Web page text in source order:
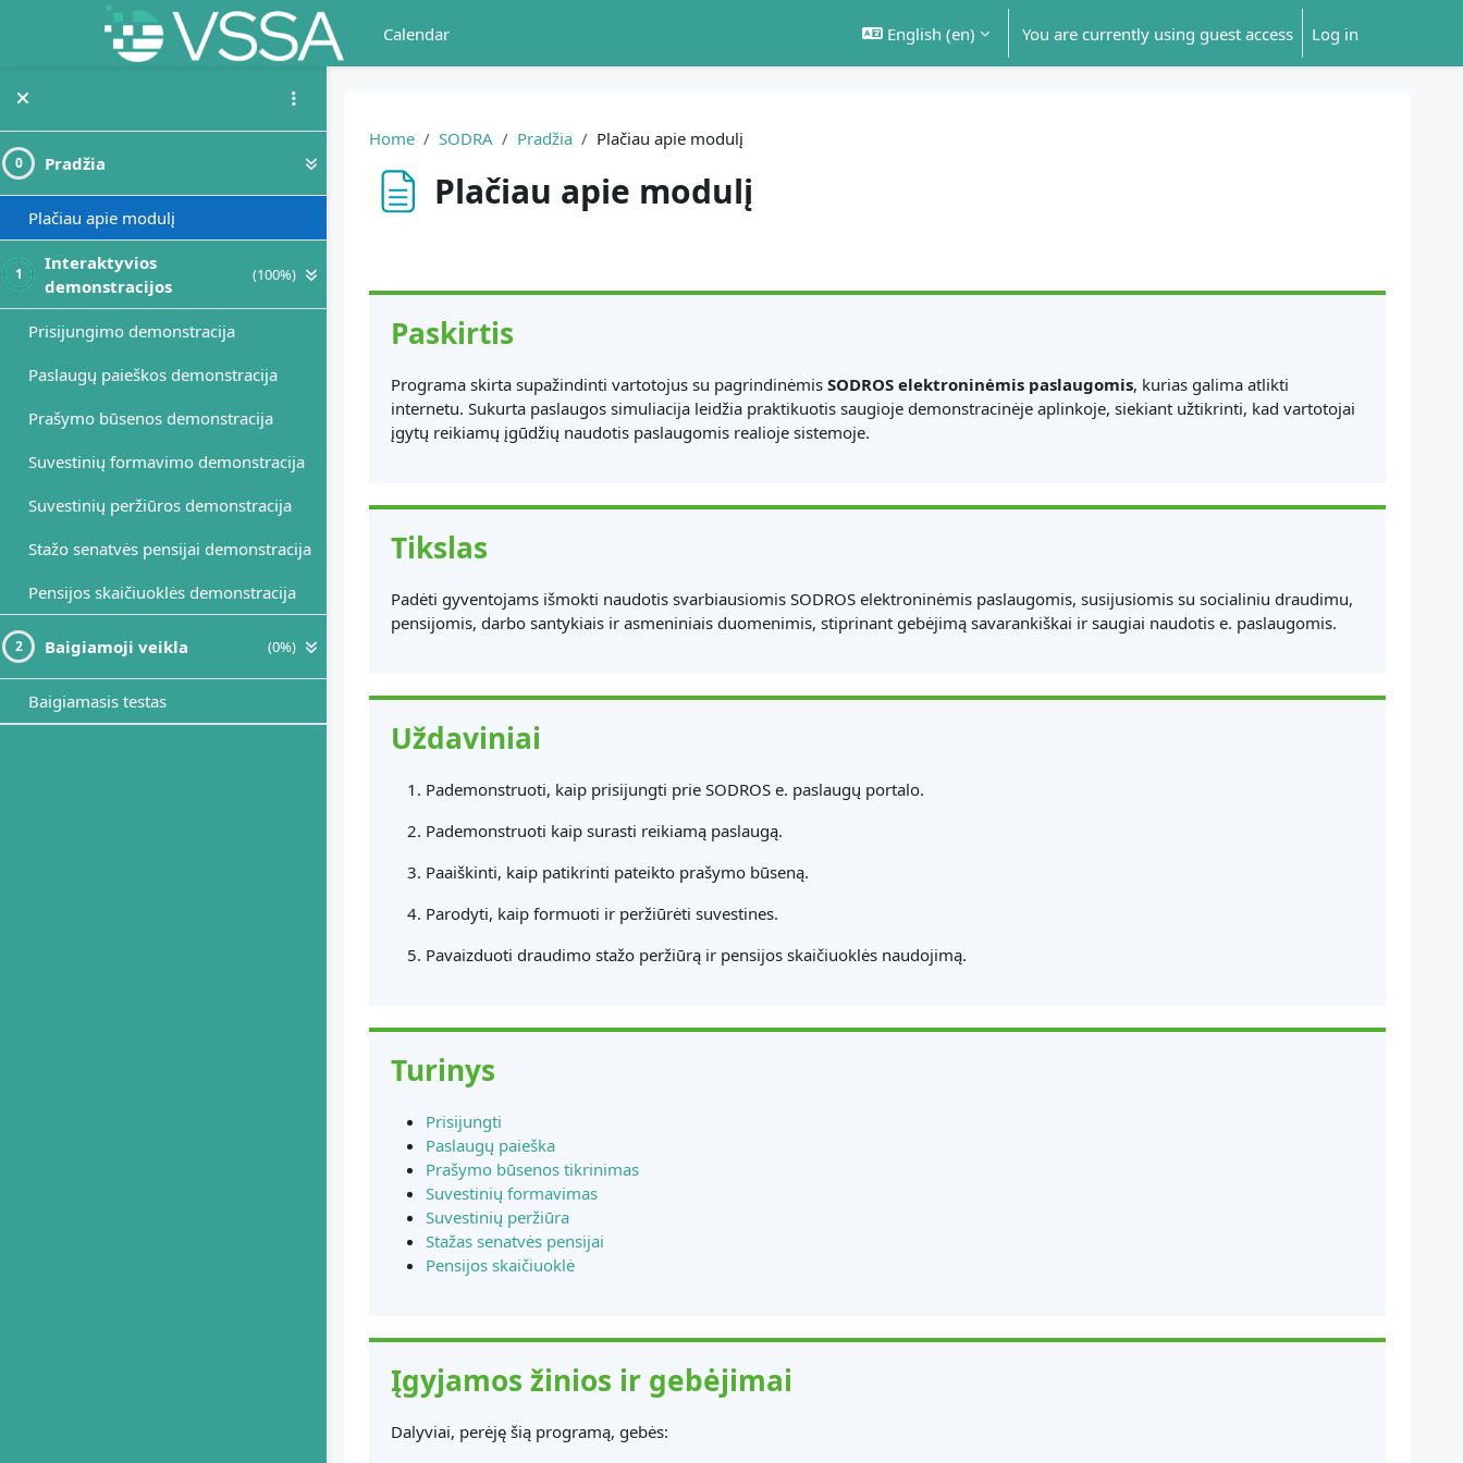
Skip to main content
Calendar
English ‎(en)‎ You are currently using guest access Log in
0 Pradžia
Plačiau apie modulį
1
Interaktyvios
demonstracijos
(100%)
Prisijungimo demonstracija
Paslaugų paieškos demonstracija
Prašymo būsenos demonstracija
Suvestinių formavimo demonstracija
Suvestinių peržiūros demonstracija
Stažo senatvės pensijai demonstracija
Pensijos skaičiuoklės demonstracija
2 Baigiamoji veikla (0%)
Baigiamasis testas
Home SODRA Pradžia Plačiau apie modulį
Plačiau apie modulį
Paskirtis
Programa skirta supažindinti vartotojus su pagrindinėmis SODROS elektroninėmis paslaugomis, kurias galima atlikti
internetu. Sukurta paslaugos simuliacija leidžia praktikuotis saugioje demonstracinėje aplinkoje, siekiant užtikrinti, kad vartotojai
įgytų reikiamų įgūdžių naudotis paslaugomis realioje sistemoje.
Tikslas
Padėti gyventojams išmokti naudotis svarbiausiomis SODROS elektroninėmis paslaugomis, susijusiomis su socialiniu draudimu,
pensijomis, darbo santykiais ir asmeniniais duomenimis, stiprinant gebėjimą savarankiškai ir saugiai naudotis e. paslaugomis.
Uždaviniai
Pademonstruoti, kaip prisijungti prie SODROS e. paslaugų portalo.
Pademonstruoti kaip surasti reikiamą paslaugą.
Paaiškinti, kaip patikrinti pateikto prašymo būseną.
Parodyti, kaip formuoti ir peržiūrėti suvestines.
Pavaizduoti draudimo stažo peržiūrą ir pensijos skaičiuoklės naudojimą.
Turinys
Prisijungti
Paslaugų paieška
Prašymo būsenos tikrinimas
Suvestinių formavimas
Suvestinių peržiūra
Stažas senatvės pensijai
Pensijos skaičiuoklė
Įgyjamos žinios ir gebėjimai
Dalyviai, perėję šią programą, gebės: